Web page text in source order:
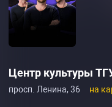
Центр культуры
просп. Ленина, 36 на